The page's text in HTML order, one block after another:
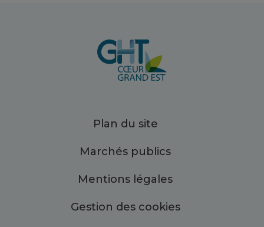
Plan du site
Marchés publics
Mentions légales
Gestion des cookies